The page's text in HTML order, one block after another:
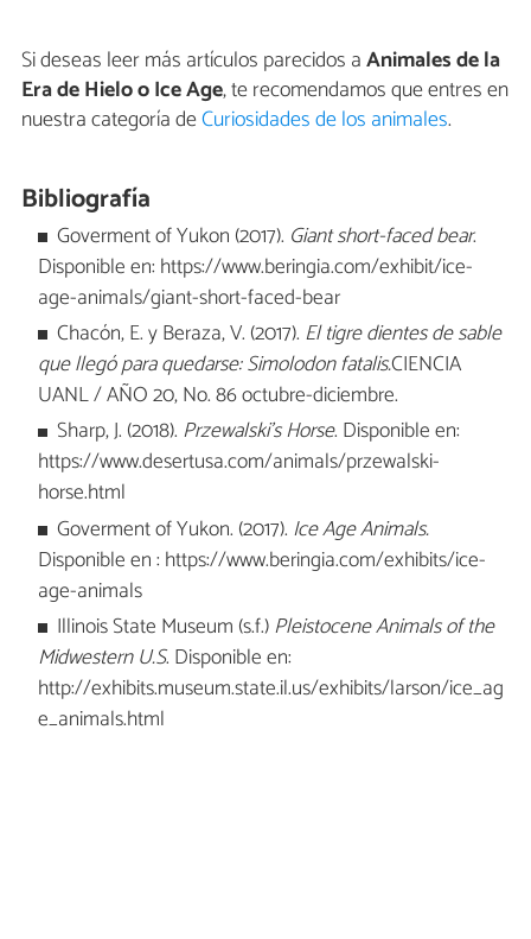
Si deseas leer más artículos parecidos aAnimales de la
Era de Hielo o Ice Age, te recomendamos que entres en
nuestra categoría deCuriosidades de los animales.
Bibliografía
Goverment of Yukon (2017). Giant short-faced bear.
Disponible en: https://www.beringia.com/exhibit/ice-
age-animals/giant-short-faced-bear
Chacón, E. y Beraza, V. (2017). El tigre dientes de sable
que llegó para quedarse: Simolodon fatalis.CIENCIA
UANL / AÑO 20, No. 86 octubre-diciembre.
Sharp, J. (2018). Przewalski’s Horse. Disponible en:
https://www.desertusa.com/animals/przewalski-
horse.html
Goverment of Yukon. (2017). Ice Age Animals.
Disponible en : https://www.beringia.com/exhibits/ice-
age-animals
Illinois State Museum (s.f.)Pleistocene Animals of the
Midwestern U.S. Disponible en:
http://exhibits.museum.state.il.us/exhibits/larson/ice_ag
e_animals.html